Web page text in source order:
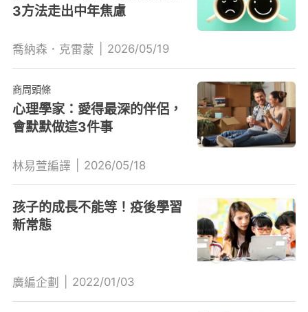
3方法走出中年焦慮
喬納森．克雷蒙 2026/05/19
商周頭條
心理學家：愛得最深的伴侶，
會默默做這3件事
林易萱編譯 2026/05/18
孩子的成長不能等！疫後學習
新常態
廣編企劃 2022/01/03